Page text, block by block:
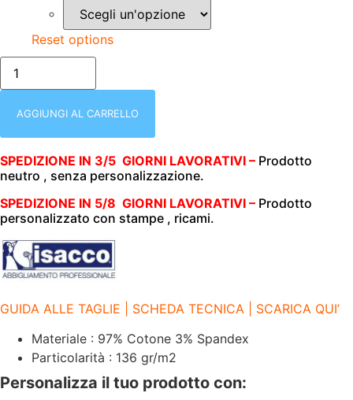
Reset options
xx/isacco-
025400-
CAMICIA
LUNGA
TENERIFE
|
|
136gr/m2
quantità
AGGIUNGI AL CARRELLO
SPEDIZIONE IN 3/5 GIORNI LAVORATIVI – Prodotto
neutro , senza personalizzazione.
SPEDIZIONE IN 5/8 GIORNI LAVORATIVI – Prodotto
personalizzato con stampe , ricami.
GUIDA ALLE TAGLIE | SCHEDA TECNICA | SCARICA QUI’
Materiale : 97% Cotone 3% Spandex
Particolarità : 136 gr/m2
Personalizza il tuo prodotto con: